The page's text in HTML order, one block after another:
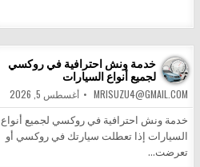
خدمة ونش احترافية في روكسي
لجميع أنواع السيارات
MRISUZU4@GMAIL.COM أغسطس 5, 2026
خدمة ونش احترافية في روكسي لجميع أنواع
السيارات إذا تعطلت سيارتك في روكسي أو
تعرضت…